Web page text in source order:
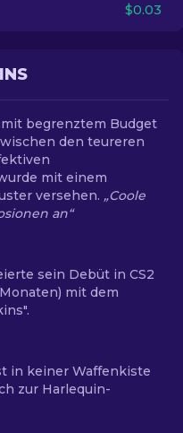
$0.03
begrenztem Budget
den teureren
mit einem
versehen. „Coole
an“
sein Debüt in CS2
mit dem
in keiner Waffenkiste
zur Harlequin-